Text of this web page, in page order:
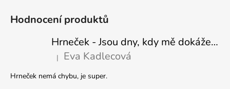
Hodnocení produktů
Hrneček - Jsou dny, kdy mě dokáže nasrat i vzduch - Sova
Hodnocení produktu je 5 z 5 hvězdiček.
| Eva Kadlecová
Hrneček nemá chybu, je super.